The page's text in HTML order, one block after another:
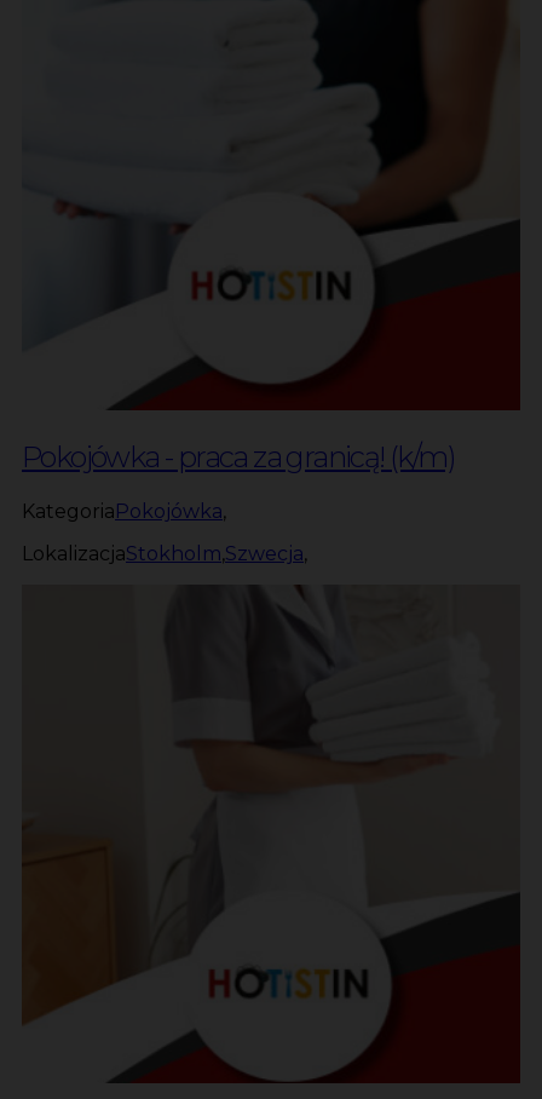
Pokojówka - praca za granicą! (k/m)
KategoriaPokojówka,
LokalizacjaStokholm,Szwecja,